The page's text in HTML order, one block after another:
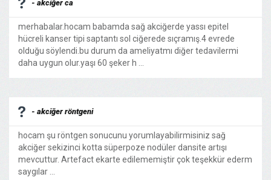
- akciğer ca
merhabalar.hocam babamda sağ akciğerde yassı epitel
hücreli kanser tipi saptantı sol ciğerede sıçramış.4 evrede
olduğu söylendi.bu durum da ameliyatmı diğer tedavilermi
daha uygun olur.yaşı 60 şeker h ...
- akciğer röntgeni
hocam şu röntgen sonucunu yorumlayabilirmisiniz sağ
akciğer sekizinci kotta süperpoze nodüler dansite artışı
mevcuttur. Artefact ekarte edilememiştir çok teşekkür ederm
saygılar ...